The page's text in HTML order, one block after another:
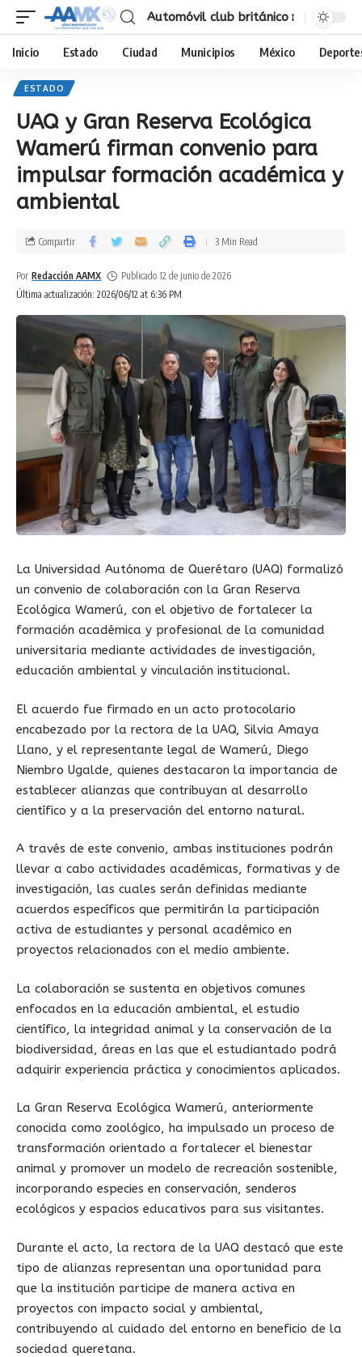
Automóvil club británico
Inicio Estado Ciudad Municipios México
ESTADO
UAQ y Gran Reserva Ecológica
Wamerú firman convenio para
impulsar formación académica y
ambiental
Última actualización: 2026/06/12 at 6:36 PM
Por Redacción AAMX Publicado 12 de junio de 2026
Compartir 3 Min Read
La Universidad Autónoma de Querétaro (UAQ) formalizó
un convenio de colaboración con la Gran Reserva
Ecológica Wamerú, con el objetivo de fortalecer la
formación académica y profesional de la comunidad
universitaria mediante actividades de investigación,
educación ambiental y vinculación institucional.
El acuerdo fue firmado en un acto protocolario
encabezado por la rectora de la UAQ, Silvia Amaya
Llano, y el representante legal de Wamerú, Diego
Niembro Ugalde, quienes destacaron la importancia de
establecer alianzas que contribuyan al desarrollo
científico y a la preservación del entorno natural.
A través de este convenio, ambas instituciones podrán
llevar a cabo actividades académicas, formativas y de
investigación, las cuales serán definidas mediante
acuerdos específicos que permitirán la participación
activa de estudiantes y personal académico en
proyectos relacionados con el medio ambiente.
La colaboración se sustenta en objetivos comunes
enfocados en la educación ambiental, el estudio
científico, la integridad animal y la conservación de la
biodiversidad, áreas en las que el estudiantado podrá
adquirir experiencia práctica y conocimientos aplicados.
La Gran Reserva Ecológica Wamerú, anteriormente
conocida como zoológico, ha impulsado un proceso de
transformación orientado a fortalecer el bienestar
animal y promover un modelo de recreación sostenible,
incorporando especies en conservación, senderos
ecológicos y espacios educativos para sus visitantes.
Durante el acto, la rectora de la UAQ destacó que este
tipo de alianzas representan una oportunidad para
que la institución participe de manera activa en
proyectos con impacto social y ambiental,
contribuyendo al cuidado del entorno en beneficio de la
sociedad queretana.